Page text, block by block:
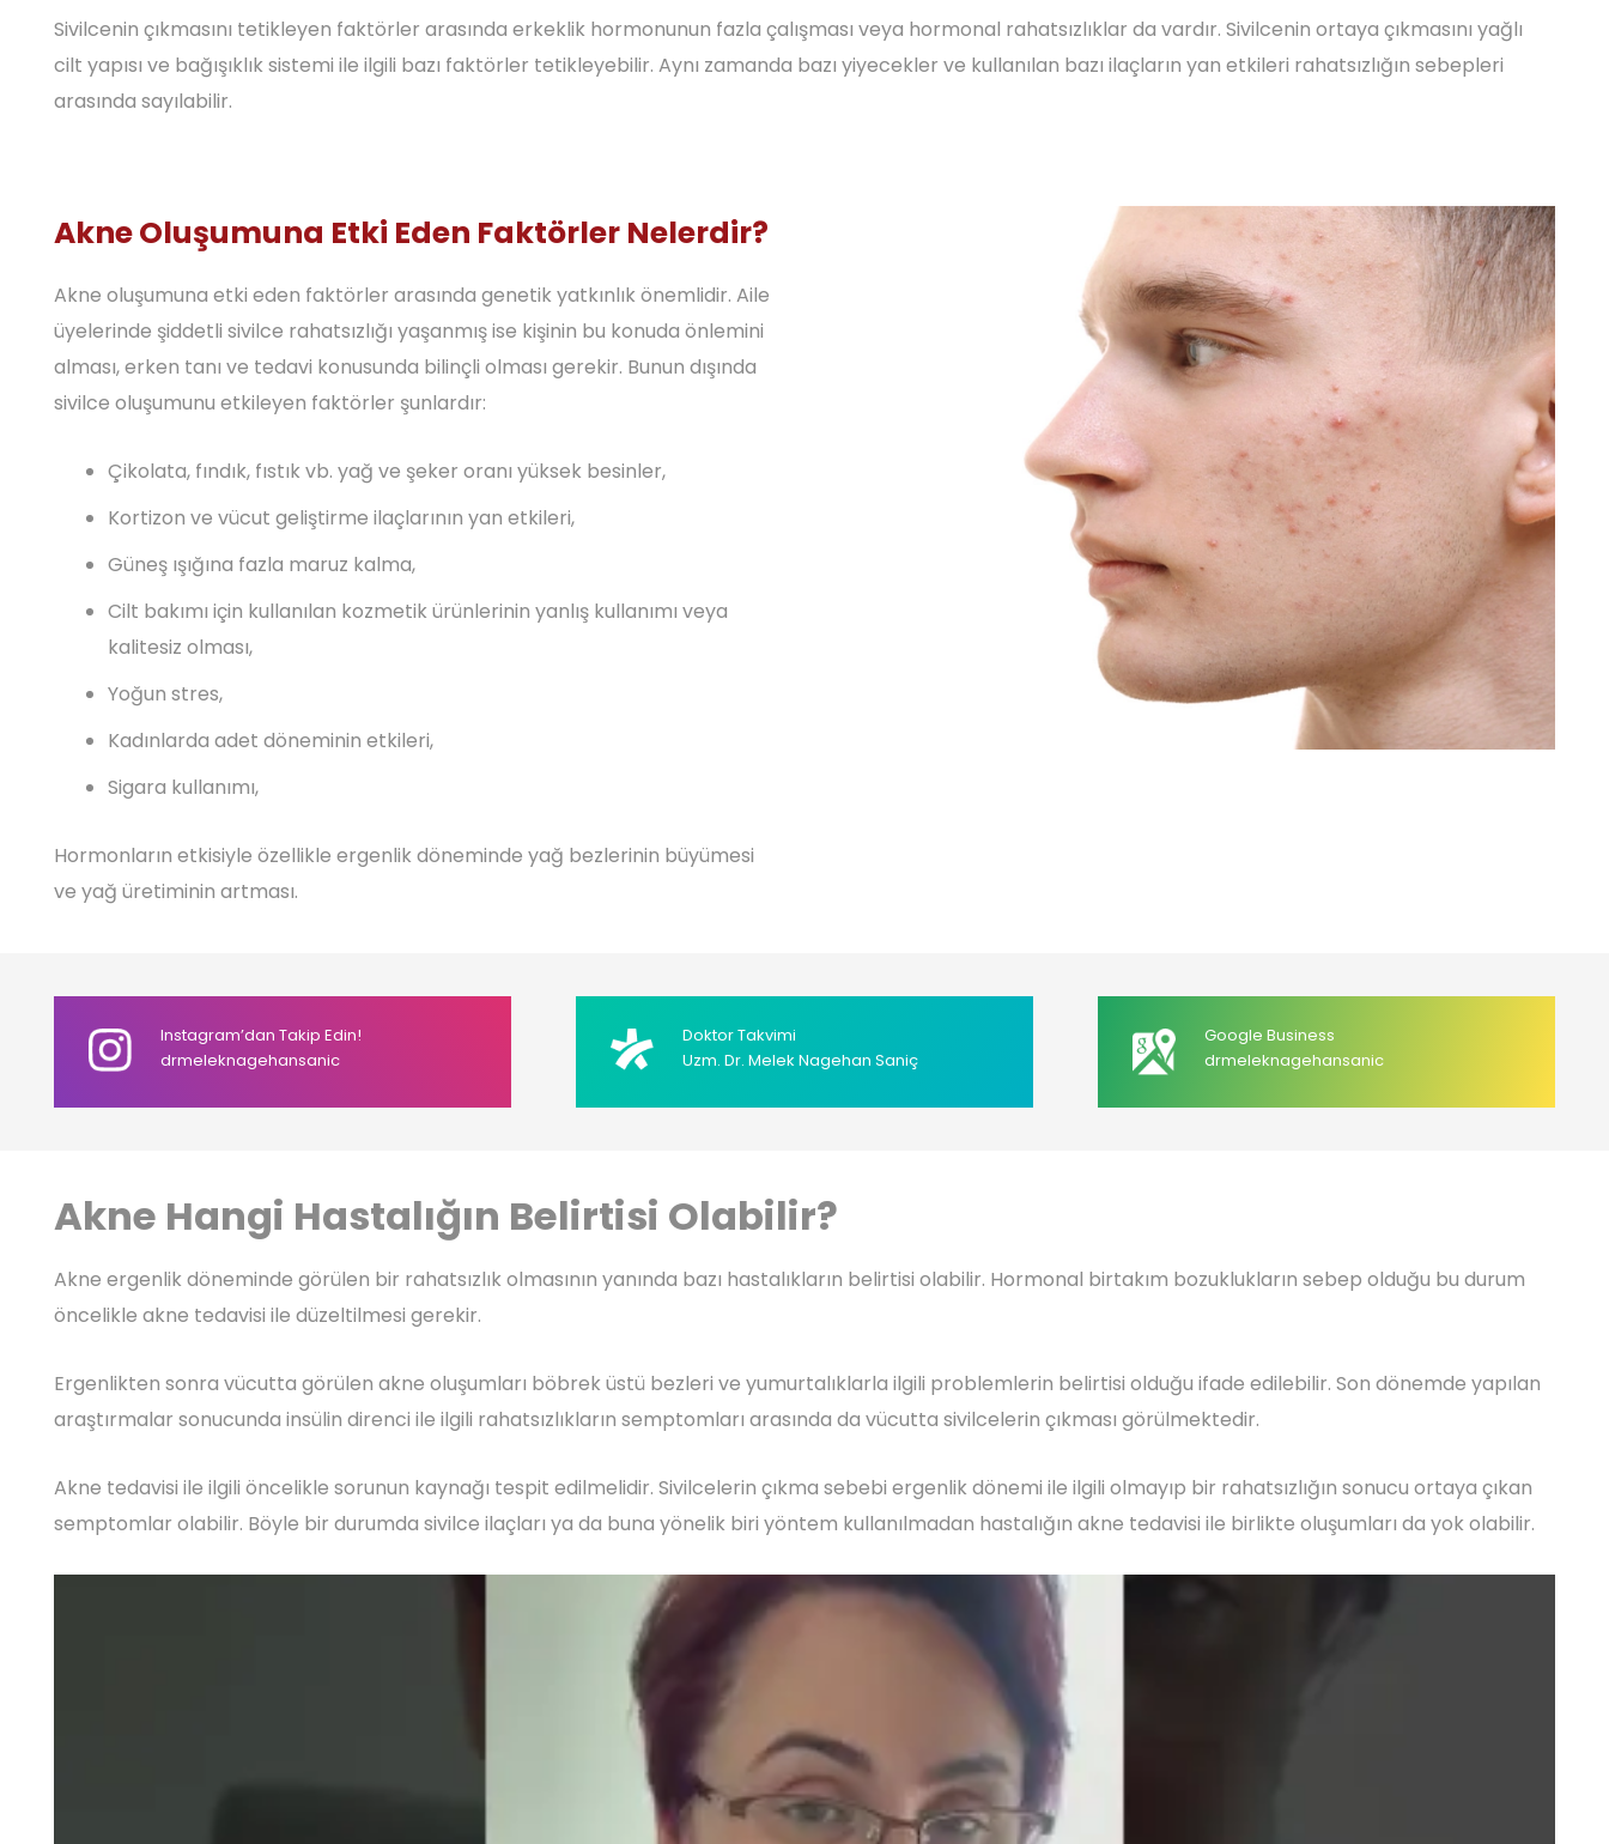
Sivilcenin çıkmasını tetikleyen faktörler arasında erkeklik hormonunun fazla çalışması veya hormonal rahatsızlıklar da vardır. Sivilcenin ortaya çıkmasını yağlı
cilt yapısı ve bağışıklık sistemi ile ilgili bazı faktörler tetikleyebilir. Aynı zamanda bazı yiyecekler ve kullanılan bazı ilaçların yan etkileri rahatsızlığın sebepleri
arasında sayılabilir.
Akne Oluşumuna Etki Eden Faktörler Nelerdir?
Akne oluşumuna etki eden faktörler arasında genetik yatkınlık önemlidir. Aile
üyelerinde şiddetli sivilce rahatsızlığı yaşanmış ise kişinin bu konuda önlemini
alması, erken tanı ve tedavi konusunda bilinçli olması gerekir. Bunun dışında
sivilce oluşumunu etkileyen faktörler şunlardır:
Çikolata, fındık, fıstık vb. yağ ve şeker oranı yüksek besinler,
Kortizon ve vücut geliştirme ilaçlarının yan etkileri,
Güneş ışığına fazla maruz kalma,
Cilt bakımı için kullanılan kozmetik ürünlerinin yanlış kullanımı veya
kalitesiz olması,
Yoğun stres,
Kadınlarda adet döneminin etkileri,
Sigara kullanımı,
Hormonların etkisiyle özellikle ergenlik döneminde yağ bezlerinin büyümesi
ve yağ üretiminin artması.
Instagram’dan Takip Edin!
drmeleknagehansanic
Doktor Takvimi
Uzm. Dr. Melek Nagehan Saniç
Google Business
drmeleknagehansanic
Akne Hangi Hastalığın Belirtisi Olabilir?
Akne ergenlik döneminde görülen bir rahatsızlık olmasının yanında bazı hastalıkların belirtisi olabilir. Hormonal birtakım bozuklukların sebep olduğu bu durum
öncelikle akne tedavisi ile düzeltilmesi gerekir.
Ergenlikten sonra vücutta görülen akne oluşumları böbrek üstü bezleri ve yumurtalıklarla ilgili problemlerin belirtisi olduğu ifade edilebilir. Son dönemde yapılan
araştırmalar sonucunda insülin direnci ile ilgili rahatsızlıkların semptomları arasında da vücutta sivilcelerin çıkması görülmektedir.
Akne tedavisi ile ilgili öncelikle sorunun kaynağı tespit edilmelidir. Sivilcelerin çıkma sebebi ergenlik dönemi ile ilgili olmayıp bir rahatsızlığın sonucu ortaya çıkan
semptomlar olabilir. Böyle bir durumda sivilce ilaçları ya da buna yönelik biri yöntem kullanılmadan hastalığın akne tedavisi ile birlikte oluşumları da yok olabilir.